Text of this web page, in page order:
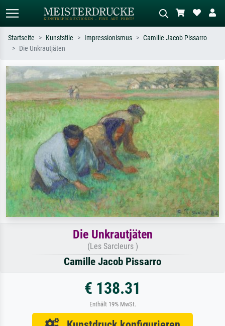
Suchen Sie nach Künstlern, Werktiteln
oder Stilen – z.B. Monet,
Sternennacht, Impressionismus, Welle
Hokusai, Akt.
Beschreiben Sie die Szene – z.B. Grüne
Wiese, Abstrakt mit viel Rot, Dunkles
Ölgemälde, Stehender Akt neben einem
Baum.
Startseite Kunststile Impressionismus
Camille Jacob Pissarro
Die Unkrautjäten
Die Unkrautjäten
(Les Sarcleurs )
Camille Jacob Pissarro
€ 138.31
Enthält 19% MwSt.